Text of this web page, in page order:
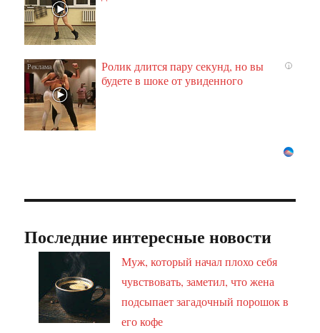
i
Ролик длится пару секунд, но вы
будете в шоке от увиденного
Последние интересные новости
Муж, который начал плохо себя
чувствовать, заметил, что жена
подсыпает загадочный порошок в
его кофе